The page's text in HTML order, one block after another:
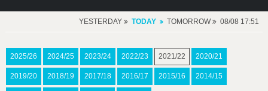
YESTERDAY TODAY TOMORROW 08/08 17:51
2025/26 2024/25 2023/24 2022/23 2021/22 2020/21
2019/20 2018/19 2017/18 2016/17 2015/16 2014/15